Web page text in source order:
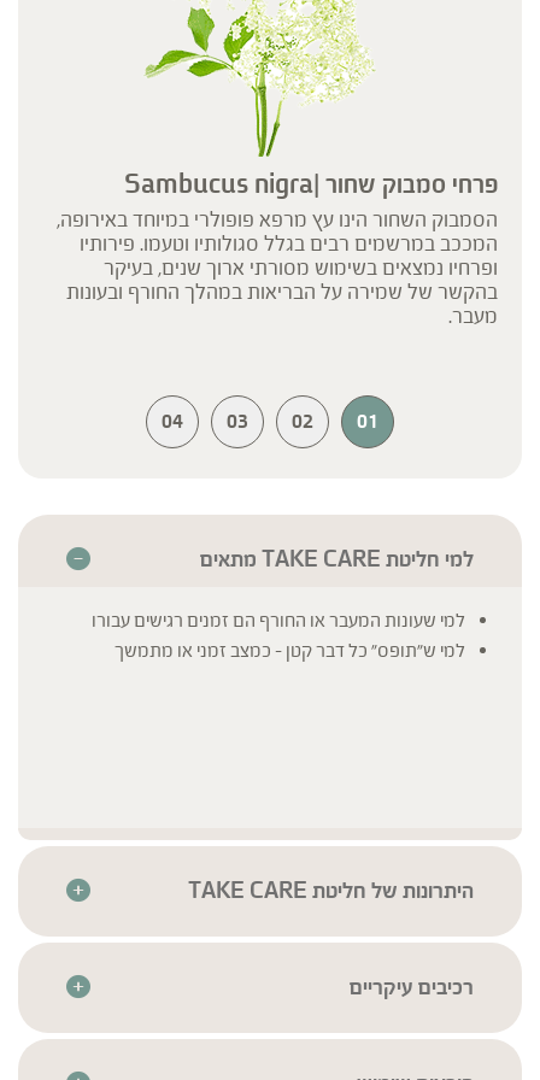
פרחי סמבוק שחור |Sambucus nigra
הסמבוק השחור הינו עץ מרפא פופולרי במיוחד באירופה,
המככב במרשמים רבים בגלל סגולותיו וטעמו. פירותיו
ופרחיו נמצאים בשימוש מסורתי ארוך שנים, בעיקר
בהקשר של שמירה על הבריאות במהלך החורף ובעונות
מעבר.
01
02
03
04
למי חליטת TAKE CARE מתאים
למי שעונות המעבר או החורף הם זמנים רגישים עבורו
למי ש"תופס" כל דבר קטן – כמצב זמני או מתמשך
היתרונות של חליטת TAKE CARE
ויגן פרנדלי
חומרי הגלם עברו סדרת בדיקות איכות קפדניות בהתאם
לתקנים המחמירים ביותר בכדי להבטיח את זיהויים, איכותם
רכיבים עיקריים